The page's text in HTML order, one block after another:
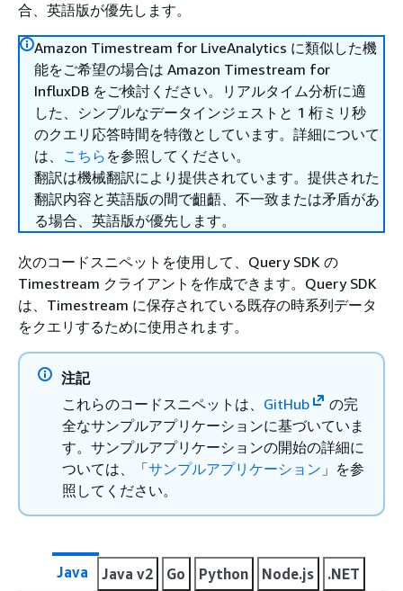
合、英語版が優先します。
Amazon Timestream for LiveAnalytics に類似した機
能をご希望の場合は Amazon Timestream for
InfluxDB をご検討ください。リアルタイム分析に適
した、シンプルなデータインジェストと 1 桁ミリ秒
のクエリ応答時間を特徴としています。詳細について
は、 こちら を参照してください。
翻訳は機械翻訳により提供されています。提供された
翻訳内容と英語版の間で齟齬、不一致または矛盾があ
る場合、英語版が優先します。
次のコードスニペットを使用して、Query SDK の
Timestream クライアントを作成できます。Query SDK
は、Timestream に保存されている既存の時系列データ
をクエリするために使用されます。
注記
これらのコードスニペットは、 GitHub
の完
全なサンプルアプリケーションに基づいていま
す。サンプルアプリケーションの開始の詳細に
ついては、「サンプルアプリケーション 」を参
照してください。
Java Java v2 Go Python Node.js .NET